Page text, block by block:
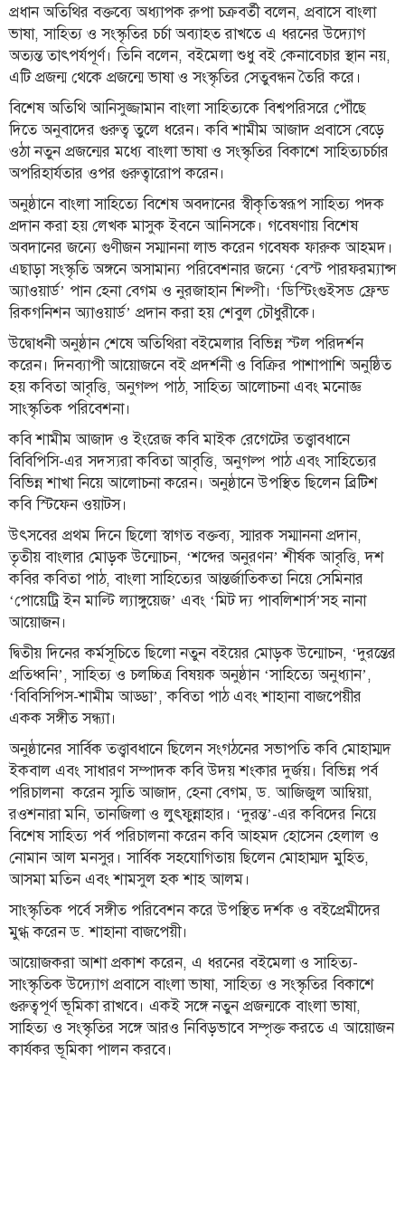
মতামত
ধর্ম
শিশু-
কিশোর
ক্যাম্পাস
সাহিত্য
ও
সংস্কৃতি
নারী
ও
শিশু
ভ্রমণ
লাইফস্টাইল
এক্সক্লুসিভ
সোস্যাল
মিডিয়া
গণমাধ্যম
রাজধানী
ইতিহাস
কথা
কয়
ক্যারিয়ার
চাকুরি
সৌখিন
ফটোগ্রাফার
বিতর্কায়ন
নারীকণ্ঠ
চাঁদপুর
কণ্ঠের
প্রতিষ্ঠাবার্ষিকী
ছবি
ভিডিও
আর্কাইভ
প্রধান অতিথির বক্তব্যে অধ্যাপক রুপা চক্রবর্তী বলেন, প্রবাসে বাংলা
ভাষা, সাহিত্য ও সংস্কৃতির চর্চা অব্যাহত রাখতে এ ধরনের উদ্যোগ
অত্যন্ত তাৎপর্যপূর্ণ। তিনি বলেন, বইমেলা শুধু বই কেনাবেচার স্থান নয়,
এটি প্রজন্ম থেকে প্রজন্মে ভাষা ও সংস্কৃতির সেতুবন্ধন তৈরি করে।
বিশেষ অতিথি আনিসুজ্জামান বাংলা সাহিত্যকে বিশ্বপরিসরে পৌঁছে
দিতে অনুবাদের গুরুত্ব তুলে ধরেন। কবি শামীম আজাদ প্রবাসে বেড়ে
ওঠা নতুন প্রজন্মের মধ্যে বাংলা ভাষা ও সংস্কৃতির বিকাশে সাহিত্যচর্চার
অপরিহার্যতার ওপর গুরুত্বারোপ করেন।
অনুষ্ঠানে বাংলা সাহিত্যে বিশেষ অবদানের স্বীকৃতিস্বরূপ সাহিত্য পদক
প্রদান করা হয় লেখক মাসুক ইবনে আনিসকে। গবেষণায় বিশেষ
অবদানের জন্যে গুণীজন সম্মাননা লাভ করেন গবেষক ফারুক আহমদ।
এছাড়া সংস্কৃতি অঙ্গনে অসামান্য পরিবেশনার জন্যে ‘বেস্ট পারফরম্যান্স
অ্যাওয়ার্ড’ পান হেনা বেগম ও নুরজাহান শিল্পী। ‘ডিস্টিংগুইসড ফ্রেন্ড
রিকগনিশন অ্যাওয়ার্ড’ প্রদান করা হয় শেবুল চৌধুরীকে।
উদ্বোধনী অনুষ্ঠান শেষে অতিথিরা বইমেলার বিভিন্ন স্টল পরিদর্শন
করেন। দিনব্যাপী আয়োজনে বই প্রদর্শনী ও বিক্রির পাশাপাশি অনুষ্ঠিত
হয় কবিতা আবৃত্তি, অনুগল্প পাঠ, সাহিত্য আলোচনা এবং মনোজ্ঞ
সাংস্কৃতিক পরিবেশনা।
কবি শামীম আজাদ ও ইংরেজ কবি মাইক রেগেটের তত্ত্বাবধানে
বিবিপিসি-এর সদস্যরা কবিতা আবৃত্তি, অনুগল্প পাঠ এবং সাহিত্যের
বিভিন্ন শাখা নিয়ে আলোচনা করেন। অনুষ্ঠানে উপস্থিত ছিলেন ব্রিটিশ
কবি স্টিফেন ওয়াটস।
উৎসবের প্রথম দিনে ছিলো স্বাগত বক্তব্য, স্মারক সম্মাননা প্রদান,
তৃতীয় বাংলার মোড়ক উন্মোচন, ‘শব্দের অনুরণন’ শীর্ষক আবৃত্তি, দশ
কবির কবিতা পাঠ, বাংলা সাহিত্যের আন্তর্জাতিকতা নিয়ে সেমিনার
‘পোয়েট্রি ইন মাল্টি ল্যাঙ্গুয়েজ’ এবং ‘মিট দ্য পাবলিশার্স’সহ নানা
আয়োজন।
দ্বিতীয় দিনের কর্মসূচিতে ছিলো নতুন বইয়ের মোড়ক উন্মোচন, ‘দুরন্তের
প্রতিধ্বনি’, সাহিত্য ও চলচ্চিত্র বিষয়ক অনুষ্ঠান ‘সাহিত্যে অনুধ্যান’,
‘বিবিসিপিস-শামীম আড্ডা’, কবিতা পাঠ এবং শাহানা বাজপেয়ীর
একক সঙ্গীত সন্ধ্যা।
অনুষ্ঠানের সার্বিক তত্ত্বাবধানে ছিলেন সংগঠনের সভাপতি কবি মোহাম্মদ
ইকবাল এবং সাধারণ সম্পাদক কবি উদয় শংকার দুর্জয়। বিভিন্ন পর্ব
পরিচালনা করেন স্মৃতি আজাদ, হেনা বেগম, ড. আজিজুল আম্বিয়া,
রওশনারা মনি, তানজিলা ও লুৎফুন্নাহার। ‘দুরন্ত’-এর কবিদের নিয়ে
বিশেষ সাহিত্য পর্ব পরিচালনা করেন কবি আহমদ হোসেন হেলাল ও
নোমান আল মনসুর। সার্বিক সহযোগিতায় ছিলেন মোহাম্মদ মুহিত,
আসমা মতিন এবং শামসুল হক শাহ আলম।
সাংস্কৃতিক পর্বে সঙ্গীত পরিবেশন করে উপস্থিত দর্শক ও বইপ্রেমীদের
মুগ্ধ করেন ড. শাহানা বাজপেয়ী।
আয়োজকরা আশা প্রকাশ করেন, এ ধরনের বইমেলা ও সাহিত্য-
সাংস্কৃতিক উদ্যোগ প্রবাসে বাংলা ভাষা, সাহিত্য ও সংস্কৃতির বিকাশে
গুরুত্বপূর্ণ ভূমিকা রাখবে। একই সঙ্গে নতুন প্রজন্মকে বাংলা ভাষা,
সাহিত্য ও সংস্কৃতির সঙ্গে আরও নিবিড়ভাবে সম্পৃক্ত করতে এ আয়োজন
কার্যকর ভূমিকা পালন করবে।